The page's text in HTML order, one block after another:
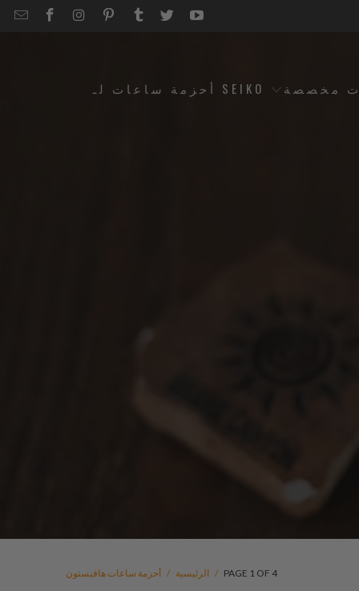
EMAILSTRAPCODE
STRAPCODE
STRAPCODE
STRAPCODE
STRAPCODE
TWITTER
STRAPCODE
YOUTUBE
أحزمة ساعات لـ SEIKO مخصصة
الرئيسية / أحزمة ساعات هافيستون / PAGE 1 OF 4